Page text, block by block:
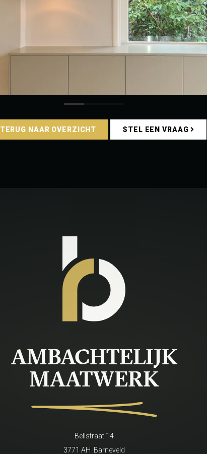
TERUG NAAR OVERZICHT STEL EEN VRAAG
AMBACHTELIJK
MAATWERK
Bellstraat 14
3771 AH Barneveld